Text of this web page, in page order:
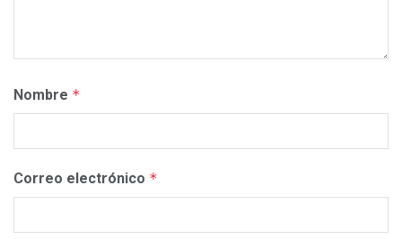
Nombre *
Correo electrónico *